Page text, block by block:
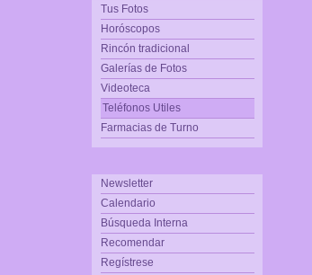
Tus Fotos
Horóscopos
Rincón tradicional
Galerías de Fotos
Videoteca
Teléfonos Utiles
Farmacias de Turno
Newsletter
Calendario
Búsqueda Interna
Recomendar
Regístrese